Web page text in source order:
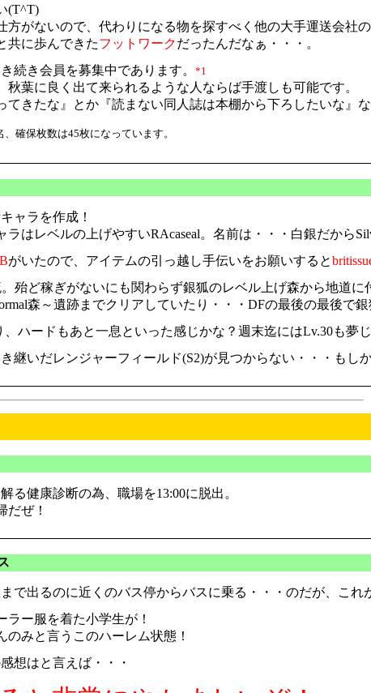
(T^T)
方がないので、代わりになる物を探すべく他の大手運送会社
共に歩んできたフットワークだったんだなぁ・・・。
続き会員を募集中であります。*1
秋葉に良く出て来られるような人ならば手渡しも可能です。
てきたな』とか『読まない同人誌は本棚から下ろしたいな』
確保枚数は45枚になっています。
ャラを作成！
ラはレベルの上げやすいRAcaseal。名前は・・・白銀だから
がいたので、アイテムの引っ越し手伝いをお願いすると
。殆ど稼ぎがないにも関わらず銀狐のレベル上げ森から地道に
森～遺跡までクリアしていたり・・・DFの最後の最後で
、ハードもあと一息といった感じかな？週末迄にはLv.30も
継いだレンジャーフィールド(S2)が見つからない・・・もし
る健康診断の為、職場を13:00に脱出。
だぜ！
で出るのに近くのバス停からバスに乗る・・・のだが、こ
ー服を着た小学生が！
のみと言うこのハーレム状態！
想はと言えば・・・